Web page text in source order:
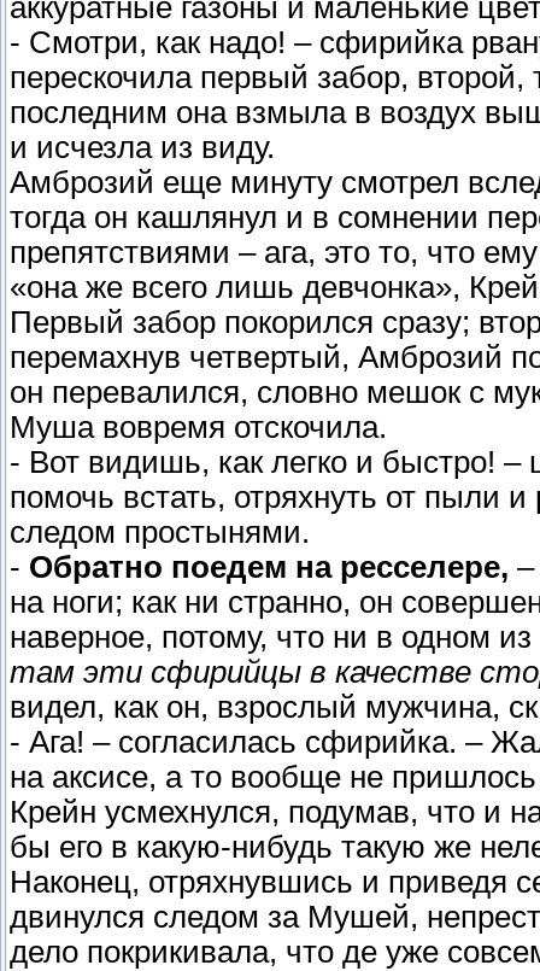
аккуратные газоны и маленькие
- Смотри, как надо! – сфирийка
перескочила первый забор,
последним она взмыла в воздух
и исчезла из виду.
Амброзий еще минуту смотрел
тогда он кашлянул и в сомнении
препятствиями – ага, это то, что
«она же всего лишь девчонка»,
Первый забор покорился сразу;
перемахнув четвертый, Амброзий
он перевалился, словно мешок с
Муша вовремя отскочила.
- Вот видишь, как легко и быстро!
помочь встать, отряхнуть от пыли
следом простынями.
- Обратно поедем на ресселере,
на ноги; как ни странно, он
наверное, потому, что ни в одном
там эти сфирийцы в качестве
видел, как он, взрослый мужчина,
- Ага! – согласилась сфирийка. –
на аксисе, а то вообще не
Крейн усмехнулся, подумав, что и
бы его в какую-нибудь такую же
Наконец, отряхнувшись и приведя
двинулся следом за Мушей,
дело покрикивала, что де уже